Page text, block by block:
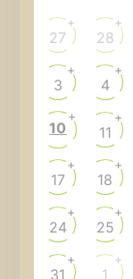
27
+
28
+
3
+
4
+
10
+
11
+
17
+
18
+
24
+
25
+
31
+
1
+